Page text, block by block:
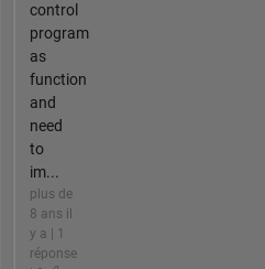
control
program
as
function
and
need
to
im...
plus de
8 ans il
y a | 1
réponse